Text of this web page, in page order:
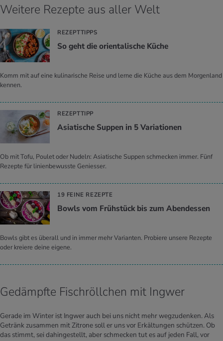
Weitere Rezepte aus aller Welt
REZEPTTIPPS
So geht die ori­en­ta­li­sche Küche
Komm mit auf eine kulinarische Reise und lerne die Küche aus dem Morgenland
kennen.
REZEPTTIPP
Asia­ti­sche Sup­pen in 5 Va­ria­tio­nen
Ob mit Tofu, Poulet oder Nudeln: Asiatische Suppen schmecken immer. Fünf
Rezepte für linienbewusste Geniesser.
19 FEINE REZEPTE
Bowls vom Früh­stück bis zum Abend­essen
Bowls gibt es überall und in immer mehr Varianten. Probiere unsere Rezepte
oder kreiere deine eigene.
Gedämpfte Fischröllchen mit Ingwer
Gerade im Winter ist Ingwer auch bei uns nicht mehr wegzudenken. Als
Getränk zusammen mit Zitrone soll er uns vor Erkältungen schützen. Ob
das stimmt, sei dahingestellt, aber schmecken tut es auf jeden Fall, vor